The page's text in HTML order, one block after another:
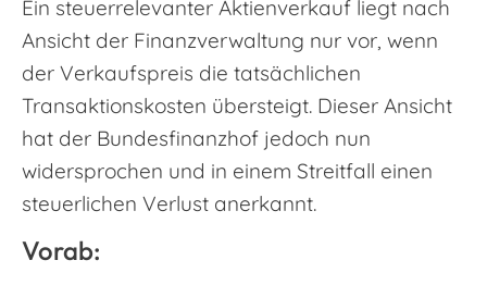
Ein steuerrelevanter Aktienverkauf liegt nach
Ansicht der Finanzverwaltung nur vor, wenn
der Verkaufspreis die tatsächlichen
Transaktionskosten übersteigt. Dieser Ansicht
hat der Bundesfinanzhof jedoch nun
widersprochen und in einem Streitfall einen
steuerlichen Verlust anerkannt.
Vorab: